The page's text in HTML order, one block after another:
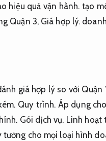
hiệu quả vận hành. tạo
Quận 3, Giá hợp lý.
giá hợp lý so với Quận
Quy trình. Áp dụng
Gói dịch vụ. Linh hoạt
cho mọi loại hình